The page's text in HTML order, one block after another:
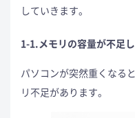
していきます。
1-1.メモリの容量が不足
パソコンが突然重くなる
リ不足があります。